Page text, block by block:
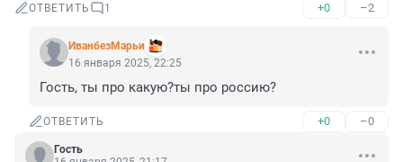
ОТВЕТИТЬ 1 +0 –2
ИванбезМарьи
16 января 2025, 22:25
Гость, ты про какую?ты про россию?
ОТВЕТИТЬ +0 –0
Гость